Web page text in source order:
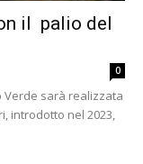
il palio del
0
Verde sarà realizzata
introdotto nel 2023,